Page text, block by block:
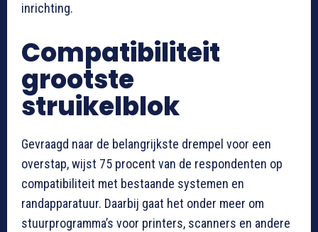
inrichting.
Compatibiliteit
grootste
struikelblok
Gevraagd naar de belangrijkste drempel voor een
overstap, wijst 75 procent van de respondenten op
compatibiliteit met bestaande systemen en
randapparatuur. Daarbij gaat het onder meer om
stuurprogramma’s voor printers, scanners en andere